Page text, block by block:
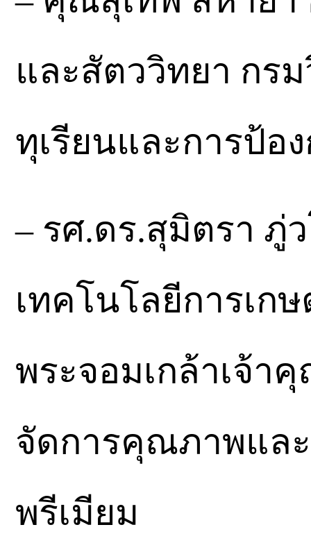
และสัตววิทยา กร
ทุเรียนและการป้อ
– รศ.ดร.สุมิตรา ภู่
เทคโนโลยีการเก
พระจอมเกล้าเจ้า
จัดการคุณภาพแล
พรีเมียม